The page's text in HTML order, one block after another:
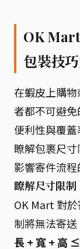
OK
包裝技
在蝦皮上購
者都不可避
便利性與覆蓋
瞭解包裹尺
影響寄件流
瞭解尺寸限
OK Mart 對
制將無法寄
長 + 寬 + 高